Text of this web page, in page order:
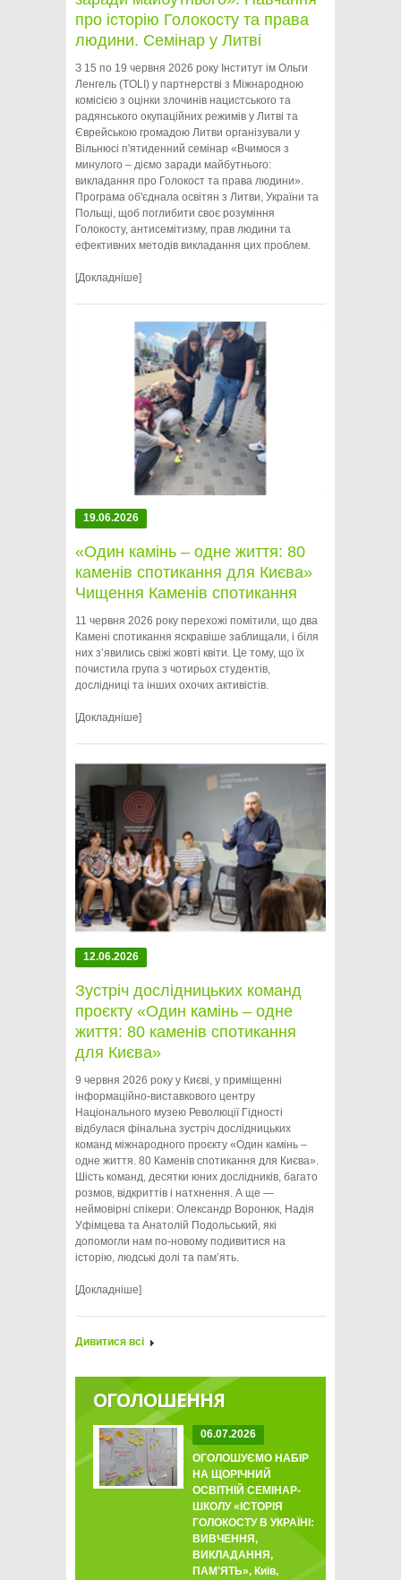
про історію Голокосту та права
людини. Семінар у Литві
З 15 по 19 червня 2026 року Інститут ім Ольги
Ленгель (TOLI) у партнерстві з Міжнародною
комісією з оцінки злочинів нацистського та
радянського окупаційних режимів у Литві та
Єврейською громадою Литви організували у
Вільнюсі п'ятиденний семінар «Вчимося з
минулого – діємо заради майбутнього:
викладання про Голокост та права людини».
Програма об'єднала освітян з Литви, України та
Польщі, щоб поглибити своє розуміння
Голокосту, антисемітизму, прав людини та
ефективних методів викладання цих проблем.
[Докладніше]
19.06.2026
«Один камінь – одне життя: 80
каменів спотикання для Києва»
Чищення Каменів спотикання
11 червня 2026 року перехожі помітили, що два
Камені спотикання яскравіше заблищали, і біля
них зʼявились свіжі жовті квіти. Це тому, що їх
почистила група з чотирьох студентів,
дослідниці та інших охочих активістів.
[Докладніше]
12.06.2026
Зустріч дослідницьких команд
проєкту «Один камінь – одне
життя: 80 каменів спотикання
для Києва»
9 червня 2026 року у Києві, у приміщенні
інформаційно-виставкового центру
Національного музею Революції Гідності
відбулася фінальна зустріч дослідницьких
команд міжнародного проєкту «Один камінь –
одне життя. 80 Каменів спотикання для Києва».
Шість команд, десятки юних дослідників, багато
розмов, відкриттів і натхнення. А ще —
неймовірні спікери: Олександр Воронюк, Надія
Уфімцева та Анатолій Подольський, які
допомогли нам по-новому подивитися на
історію, людські долі та пам’ять.
[Докладніше]
Дивитися всі
ОГОЛОШЕННЯ
06.07.2026
ОГОЛОШУЄМО НАБІР
НА ЩОРІЧНИЙ
ОСВІТНІЙ СЕМІНАР-
ШКОЛУ «ІСТОРІЯ
ГОЛОКОСТУ В УКРАЇНІ:
ВИВЧЕННЯ,
ВИКЛАДАННЯ,
ПАМ'ЯТЬ», Київ,